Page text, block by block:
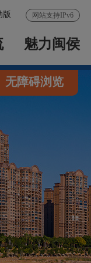
网站支持IPv6
版
魅力闽侯
无障碍浏览